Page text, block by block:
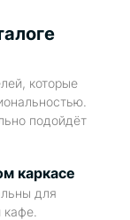
которые
подойдёт
каркасе
для